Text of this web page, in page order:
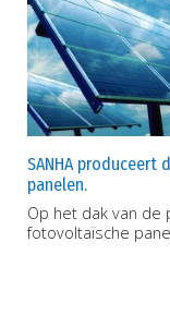
SANHA
panelen.
Op het dak van de
fotovoltaïsche